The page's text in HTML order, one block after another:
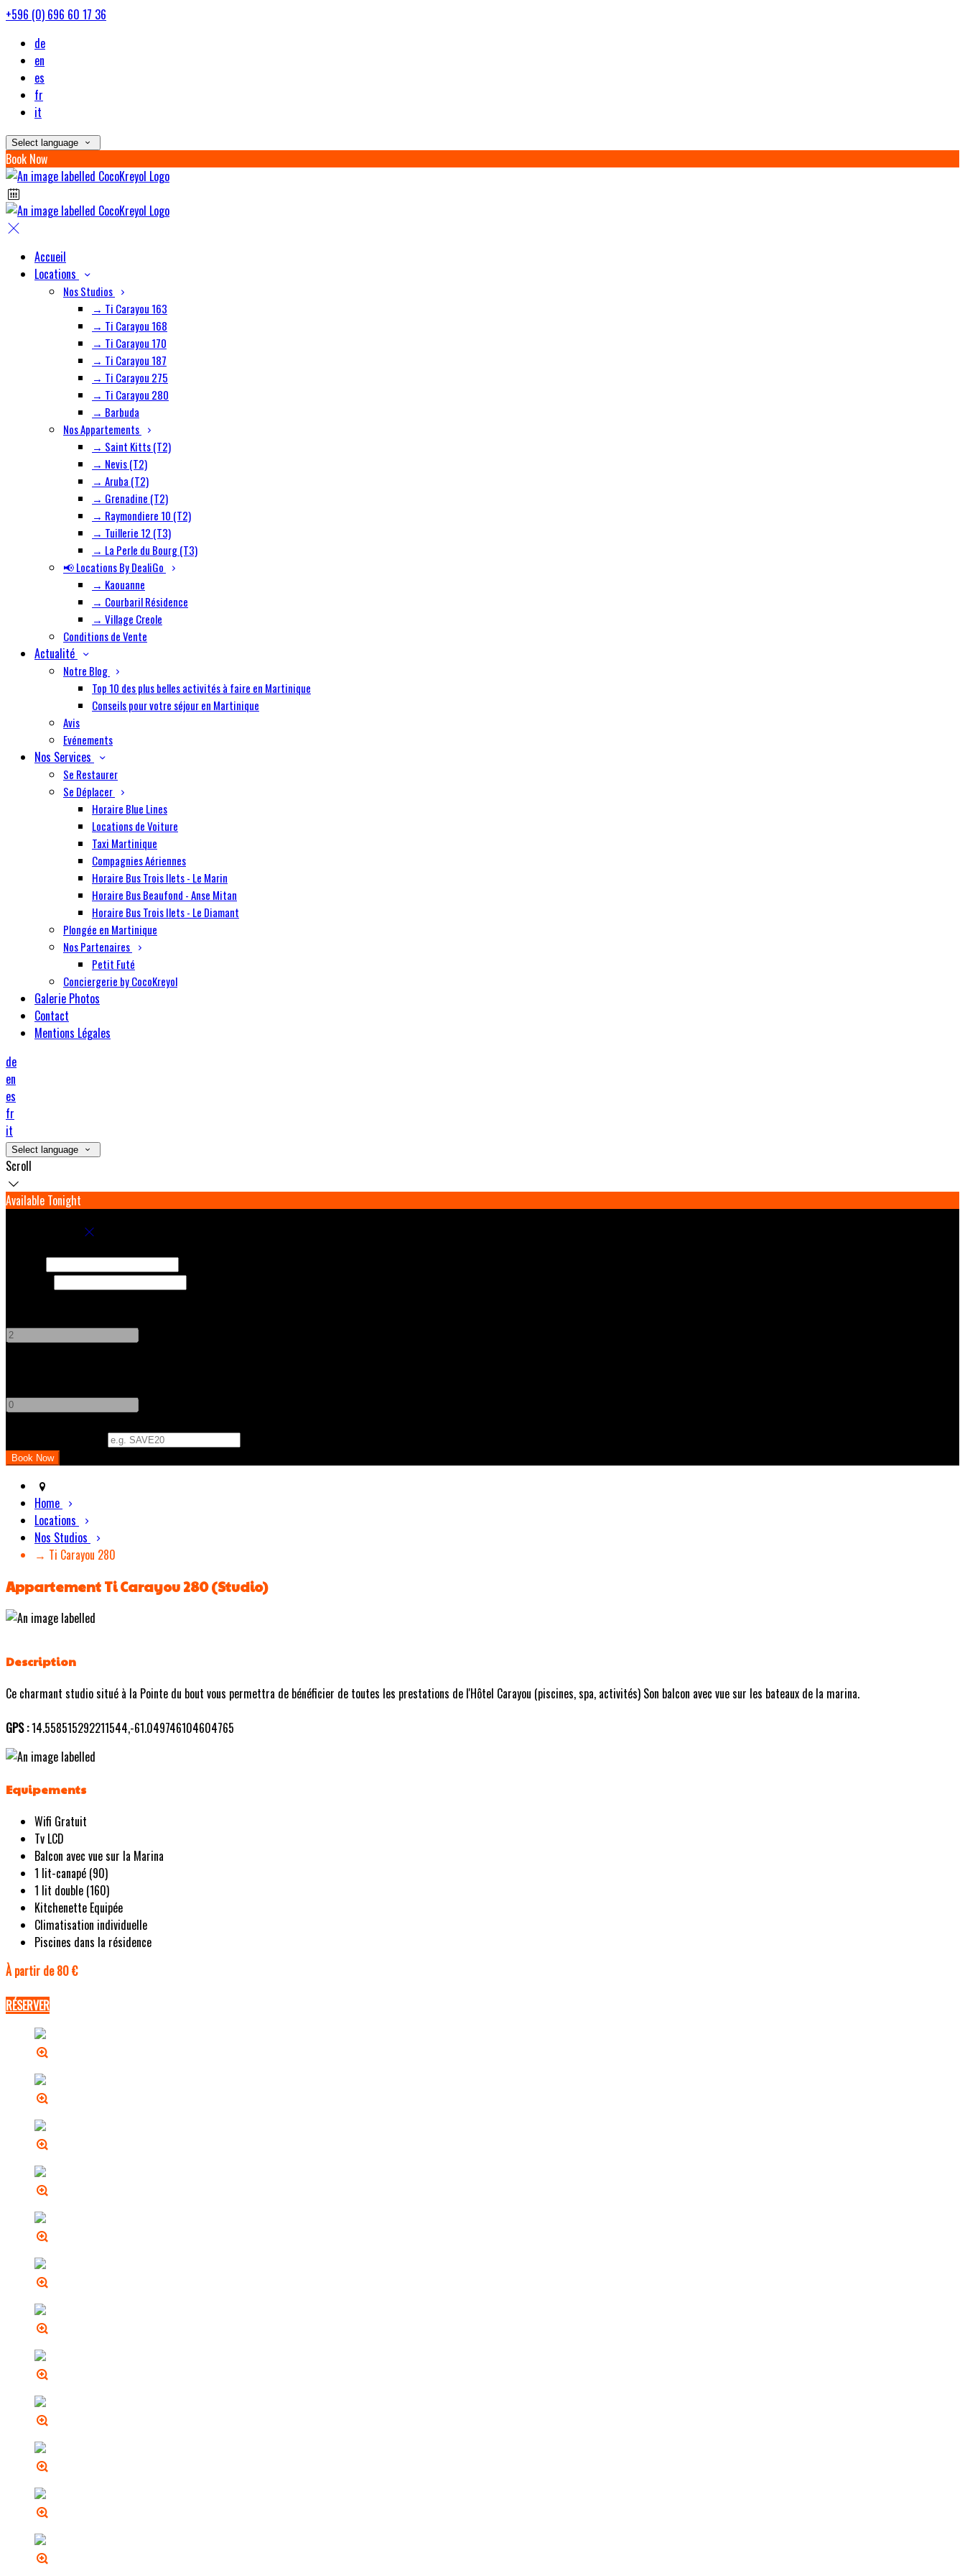
+596 (0) 696 60 17 36
de
en
es
fr
it
Select language
Book Now
Accueil
Locations
Nos Studios
→ Ti Carayou 163
→ Ti Carayou 168
→ Ti Carayou 170
→ Ti Carayou 187
→ Ti Carayou 275
→ Ti Carayou 280
→ Barbuda
Nos Appartements
→ Saint Kitts (T2)
→ Nevis (T2)
→ Aruba (T2)
→ Grenadine (T2)
→ Raymondiere 10 (T2)
→ Tuillerie 12 (T3)
→ La Perle du Bourg (T3)
📢 Locations By DealiGo
→ Kaouanne
→ Courbaril Résidence
→ Village Creole
Conditions de Vente
Actualité
Notre Blog
Top 10 des plus belles activités à faire en Martinique
Conseils pour votre séjour en Martinique
Avis
Evénements
Nos Services
Se Restaurer
Se Déplacer
Horaire Blue Lines
Locations de Voiture
Taxi Martinique
Compagnies Aériennes
Horaire Bus Trois Ilets - Le Marin
Horaire Bus Beaufond - Anse Mitan
Horaire Bus Trois Ilets - Le Diamant
Plongée en Martinique
Nos Partenaires
Petit Futé
Conciergerie by CocoKreyol
Galerie Photos
Contact
Mentions Légales
de
en
es
fr
it
Select language
Scroll
Available Tonight
Home
Locations
Nos Studios
→ Ti Carayou 280
Appartement Ti Carayou 280 (Studio)
Description
Ce charmant studio situé à la Pointe du bout vous permettra de bénéficier de toutes les prestations de l'Hôtel Carayou (piscines, spa, activités) Son balcon avec vue sur les bateaux de la marina.
GPS :14.558515292211544,-61.049746104604765
Equipements
Wifi Gratuit
Tv LCD
Balcon avec vue sur la Marina
1 lit-canapé (90)
1 lit double (160)
Kitchenette Equipée
Climatisation individuelle
Piscines dans la résidence
À partir de 80 €
RÉSERVER